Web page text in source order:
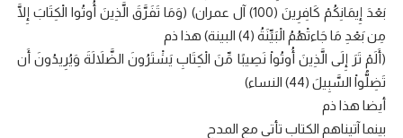
بَعْدَ إِيمَانِكُمْ كَافِرِينَ (100) آل عمران) (وَمَا تَفَرَّقَ الَّذِينَ أُوتُوا الْكِتَابَ إِلَّا
مِن بَعْدِ مَا جَاءتْهُمُ الْبَيِّنَةُ (4) البينة) هذا ذم
(أَلَمْ تَرَ إِلَى الَّذِينَ أُوتُواْ نَصِيبًا مِّنَ الْكِتَابِ يَشْتَرُونَ الضَّلاَلَةَ وَيُرِيدُونَ أَن
تَضِلُّواْ السَّبِيلَ (44) النساء)
أيضا هذا ذم
بينما آتيناهم الكتاب تأتي مع المدح